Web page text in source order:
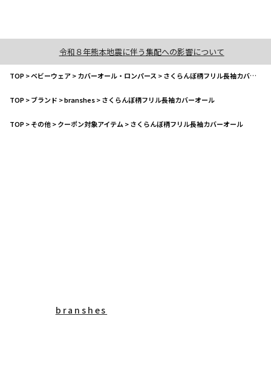
令和８年熊本地震に伴う集配への影響について
TOP>ベビーウェア>カバーオール・ロンパース >さくらんぼ柄フリル長袖カバーオール
TOP>ブランド >branshes>さくらんぼ柄フリル長袖カバーオール
TOP>その他>クーポン対象アイテム >さくらんぼ柄フリル長袖カバーオール
branshes